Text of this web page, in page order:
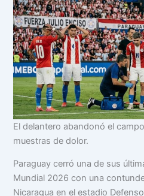
El delantero abandonó el
muestras de dolor.
Paraguay cerró una de sus
Mundial 2026 con una
Nicaragua en el estadio